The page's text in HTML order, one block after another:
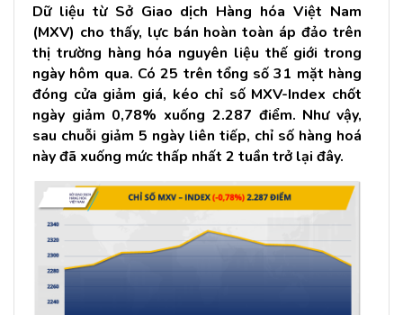
Dữ liệu từ Sở Giao dịch Hàng hóa Việt Nam
(MXV) cho thấy, lực bán hoàn toàn áp đảo trên
thị trường hàng hóa nguyên liệu thế giới trong
ngày hôm qua. Có 25 trên tổng số 31 mặt hàng
đóng cửa giảm giá, kéo chỉ số MXV-Index chốt
ngày giảm 0,78% xuống 2.287 điểm. Như vậy,
sau chuỗi giảm 5 ngày liên tiếp, chỉ số hàng hoá
này đã xuống mức thấp nhất 2 tuần trở lại đây.